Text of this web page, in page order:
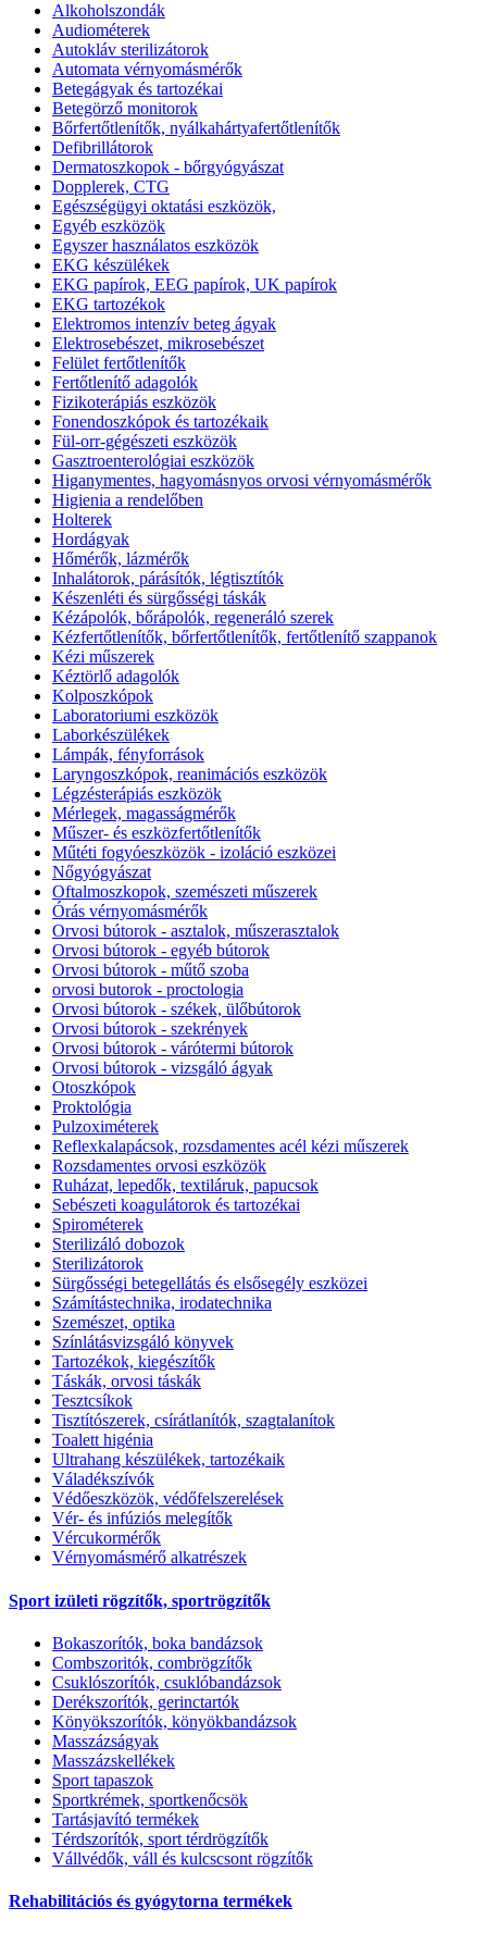
Alkoholszondák
Audiométerek
Autokláv sterilizátorok
Automata vérnyomásmérők
Betegágyak és tartozékai
Betegörző monitorok
Bőrfertőtlenítők, nyálkahártyafertőtlenítők
Defibrillátorok
Dermatoszkopok - bőrgyógyászat
Dopplerek, CTG
Egészségügyi oktatási eszközök,
Egyéb eszközök
Egyszer használatos eszközök
EKG készülékek
EKG papírok, EEG papírok, UK papírok
EKG tartozékok
Elektromos intenzív beteg ágyak
Elektrosebészet, mikrosebészet
Felület fertőtlenítők
Fertőtlenítő adagolók
Fizikoterápiás eszközök
Fonendoszkópok és tartozékaik
Fül-orr-gégészeti eszközök
Gasztroenterológiai eszközök
Higanymentes, hagyomásnyos orvosi vérnyomásmérők
Higienia a rendelőben
Holterek
Hordágyak
Hőmérők, lázmérők
Inhalátorok, párásítók, légtisztítók
Készenléti és sürgősségi táskák
Kézápolók, bőrápolók, regeneráló szerek
Kézfertőtlenítők, bőrfertőtlenítők, fertőtlenítő szappanok
Kézi műszerek
Kéztörlő adagolók
Kolposzkópok
Laboratoriumi eszközök
Laborkészülékek
Lámpák, fényforrások
Laryngoszkópok, reanimációs eszközök
Légzésterápiás eszközök
Mérlegek, magasságmérők
Műszer- és eszközfertőtlenítők
Műtéti fogyóeszközök - izoláció eszközei
Nőgyógyászat
Oftalmoszkopok, szemészeti műszerek
Órás vérnyomásmérők
Orvosi bútorok - asztalok, műszerasztalok
Orvosi bútorok - egyéb bútorok
Orvosi bútorok - műtő szoba
orvosi butorok - proctologia
Orvosi bútorok - székek, ülőbútorok
Orvosi bútorok - szekrények
Orvosi bútorok - várótermi bútorok
Orvosi bútorok - vizsgáló ágyak
Otoszkópok
Proktológia
Pulzoximéterek
Reflexkalapácsok, rozsdamentes acél kézi műszerek
Rozsdamentes orvosi eszközök
Ruházat, lepedők, textiláruk, papucsok
Sebészeti koagulátorok és tartozékai
Spirométerek
Sterilizáló dobozok
Sterilizátorok
Sürgősségi betegellátás és elsősegély eszközei
Számítástechnika, irodatechnika
Szemészet, optika
Színlátásvizsgáló könyvek
Tartozékok, kiegészítők
Táskák, orvosi táskák
Tesztcsíkok
Tisztítószerek, csírátlanítók, szagtalanítok
Toalett higénia
Ultrahang készülékek, tartozékaik
Váladékszívók
Védőeszközök, védőfelszerelések
Vér- és infúziós melegítők
Vércukormérők
Vérnyomásmérő alkatrészek
Sport izületi rögzítők, sportrögzítők
Bokaszorítók, boka bandázsok
Combszoritók, combrögzítők
Csuklószorítók, csuklóbandázsok
Derékszorítók, gerinctartók
Könyökszorítók, könyökbandázsok
Masszázságyak
Masszázskellékek
Sport tapaszok
Sportkrémek, sportkenőcsök
Tartásjavító termékek
Térdszorítók, sport térdrögzítők
Vállvédők, váll és kulcscsont rögzítők
Rehabilitációs és gyógytorna termékek